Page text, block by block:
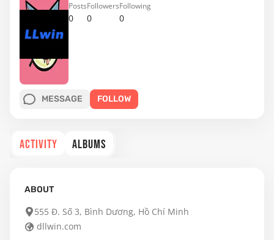
0
Posts
0
Followers
0
Following
MESSAGE FOLLOW
ACTIVITY ALBUMS
ABOUT
555 Đ. Số 3, Bình Dương, Hồ Chí Minh
dllwin.com